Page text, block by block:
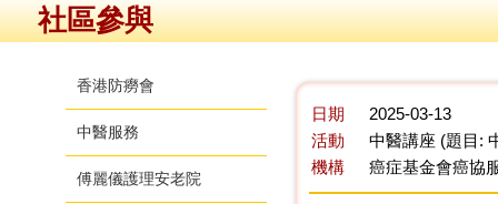
社區參與
香港防癆會
中醫服務
傅麗儀護理安老院
日期
2025-03-13
活動
中醫講座 (題目:
機構
癌症基金會癌協